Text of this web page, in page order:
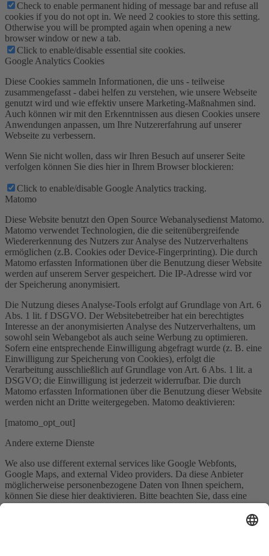
Check to enable permanent hiding of message bar and refuse all
cookies if you do not opt in. We need 2 cookies to store this setting.
Otherwise you will be prompted again when opening a new
browser window or new a tab.
Click to enable/disable essential site cookies.
Google Analytics Cookies
Diese Cookies sammeln Informationen, die uns - teilweise
zusammengefasst - dabei helfen zu verstehen, wie unsere Webseite
genutzt wird und wie effektiv unsere Marketing-Maßnahmen sind.
Auch können wir mit den Erkenntnissen aus diesen Cookies unsere
Anwendungen anpassen, um Ihre Nutzererfahrung auf unserer
Webseite zu verbessern.
Wenn Sie nicht wollen, dass wir Ihren Besuch auf unserer Seite
verfolgen können Sie dies hier in Ihrem Browser blockieren:
Click to enable/disable Google Analytics tracking.
Matomo
Diese Website benutzt den Open Source Webanalysedienst Matomo.
Matomo verwendet Technologien, die die seitenübergreifende
Wiedererkennung des Nutzers zur Analyse des Nutzerverhaltens
ermöglichen (z.B. Cookies oder Device-Fingerprinting). Die durch
Matomo erfassten Informationen über die Benutzung dieser Website
werden auf unserem Server gespeichert. Die IP-Adresse wird vor
der Speicherung anonymisiert.
Die Nutzung dieses Analyse-Tools erfolgt auf Grundlage von Art. 6
Abs. 1 lit. f DSGVO. Der Websitebetreiber hat ein berechtigtes
Interesse an der anonymisierten Analyse des Nutzerverhaltens, um
sowohl sein Webangebot als auch seine Werbung zu optimieren.
Sofern eine entsprechende Einwilligung abgefragt wurde (z. B. eine
Einwilligung zur Speicherung von Cookies), erfolgt die
Verarbeitung ausschließlich auf Grundlage von Art. 6 Abs. 1 lit. a
DSGVO; die Einwilligung ist jederzeit widerrufbar. Die durch
Matomo erfassten Informationen über die Benutzung dieser Website
werden nicht an Dritte weitergegeben. Matomo deaktivieren:
[matomo_opt_out]
Andere externe Dienste
We also use different external services like Google Webfonts,
Google Maps, and external Video providers. Da diese Anbieter
möglicherweise personenbezogene Daten von Ihnen speichern,
können Sie diese hier deaktivieren. Bitte beachten Sie, dass eine
Deaktivierung dieser Cookies die Funktionalität und das Aussehen
unserer Webseite erheblich beeinträchtigen kann. Die Änderungen